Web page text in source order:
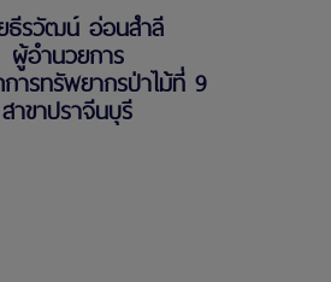
ธีรวัฒน์ อ่อนสำลี
ผู้อำนวยการ
ารทรัพยากรป่าไม้ที่ 9
สาขาปราจีนบุรี